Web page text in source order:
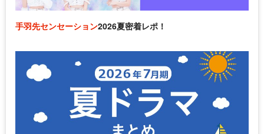
手羽先センセーション2026夏密着レポ！